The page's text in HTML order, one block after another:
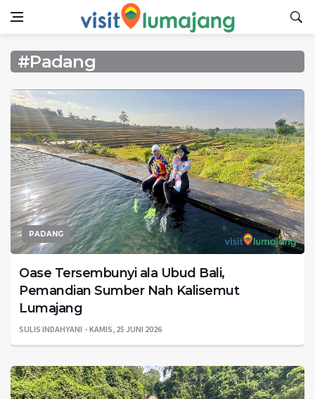
#Padang
PADANG
Oase Tersembunyi ala Ubud Bali,
Pemandian Sumber Nah Kalisemut
Lumajang
SULIS INDAHYANI KAMIS, 25 JUNI 2026